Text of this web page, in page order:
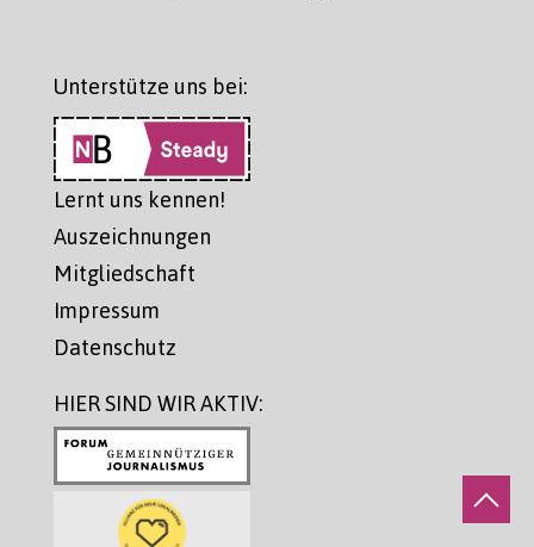
Unterstütze uns bei:
Lernt uns kennen!
Auszeichnungen
Mitgliedschaft
Impressum
Datenschutz
HIER SIND WIR AKTIV: